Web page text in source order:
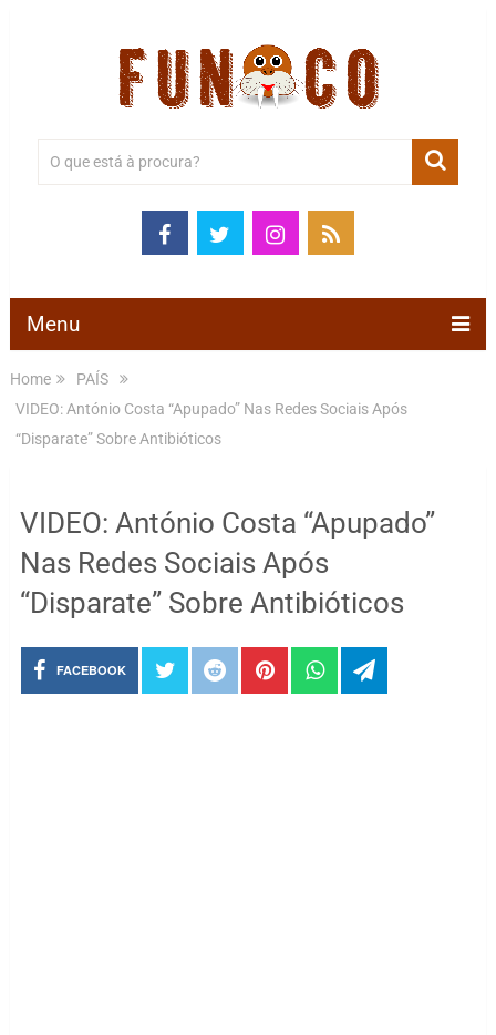
Menu
Home
PAÍS
VIDEO: António Costa “Apupado” Nas Redes Sociais Após
“Disparate” Sobre Antibióticos
VIDEO: António Costa “Apupado”
Nas Redes Sociais Após
“Disparate” Sobre Antibióticos
FACEBOOK